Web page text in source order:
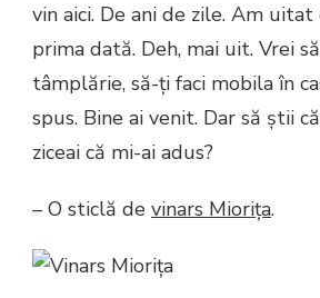
vin aici. De ani de zile. Am
prima dată. Deh, mai uit. Vrei
tâmplărie, să-ți faci mobila în
spus. Bine ai venit. Dar să știi
ziceai că mi-ai adus?
– O sticlă de vinars Miorița.